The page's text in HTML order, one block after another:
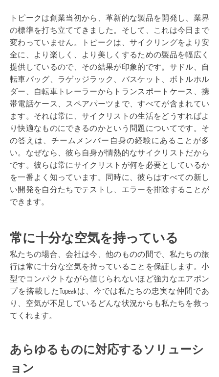
トピークは創業当初から、革新的な製品を開発し、業界
の標準を打ち立ててきました。そして、これは今日まで
変わっていません。トピークは、サイクリングをより安
全に、より楽しく、より美しくするための製品を幅広く
提供しているので、その結果が印象的です。サドル、自
転車バッグ、ラゲッジラック、バスケット、ボトルホル
ダー、自転車トレーラーからトランスポートケース、携
帯電話ケース、スペアパーツまで、すべてが含まれてい
ます。それは常に、サイクリストの生活をどうすればよ
り快適なものにできるのかという問題についてです。そ
の答えは、チームメンバー自身の経験にあることが多
い。なぜなら、彼ら自身が情熱的なサイクリストだから
です。彼らは常にサイクリストが何を必要としているか
を一番よく知っています。同時に、彼らはすべての新し
い開発を自分たちでテストし、エラーを排除することが
できます。
常に十分な空気を持っている
私たちの場合、会社は今、他のものの間で、私たちの旅
行は常に十分な空気を持っていることを保証します。小
型でコンパクトながら信じられないほど強力なエアポン
プを搭載したTopeakは、今では私たちの忠実な仲間であ
り、空気が不足しているどんな状況からも私たちを救っ
てくれます。
あらゆるものに対応するソリューシ
ョン